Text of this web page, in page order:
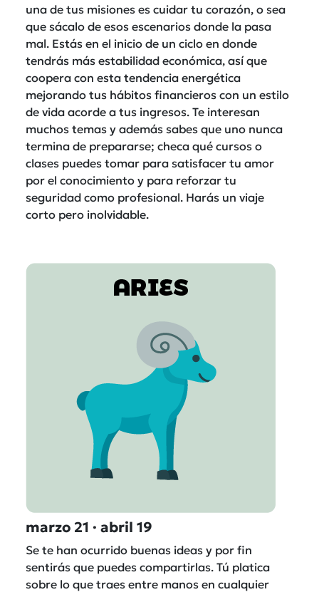
una de tus misiones es cuidar tu corazón, o sea
que sácalo de esos escenarios donde la pasa
mal. Estás en el inicio de un ciclo en donde
tendrás más estabilidad económica, así que
coopera con esta tendencia energética
mejorando tus hábitos financieros con un estilo
de vida acorde a tus ingresos. Te interesan
muchos temas y además sabes que uno nunca
termina de prepararse; checa qué cursos o
clases puedes tomar para satisfacer tu amor
por el conocimiento y para reforzar tu
seguridad como profesional. Harás un viaje
corto pero inolvidable.
marzo 21 · abril 19
Se te han ocurrido buenas ideas y por fin
sentirás que puedes compartirlas. Tú platica
sobre lo que traes entre manos en cualquier